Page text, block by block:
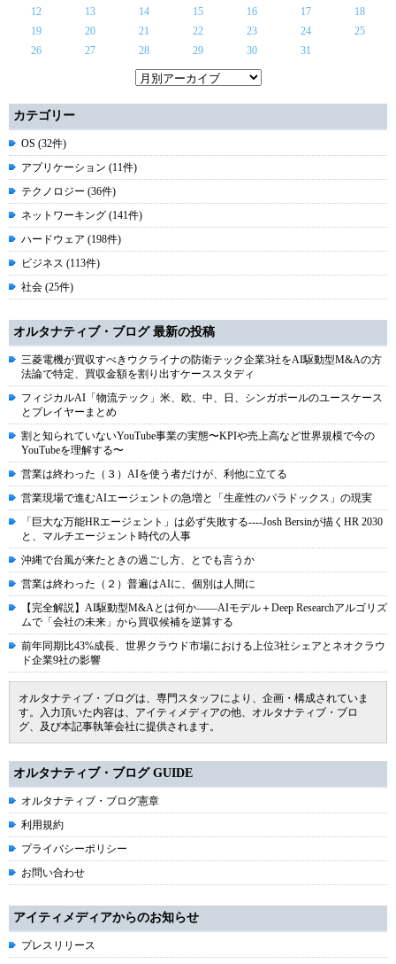
12
13 14 15 16 17
18
19
20 21 22 23 24
25
26
27 28 29 30 31
カテゴリー
OS (32件)
アプリケーション (11件)
テクノロジー (36件)
ネットワーキング (141件)
ハードウェア (198件)
ビジネス (113件)
社会 (25件)
オルタナティブ・ブログ 最新の投稿
三菱電機が買収すべきウクライナの防衛テック企業3社をAI駆動型M&Aの方
法論で特定、買収金額を割り出すケーススタディ
フィジカルAI「物流テック」米、欧、中、日、シンガポールのユースケース
とプレイヤーまとめ
割と知られていないYouTube事業の実態〜KPIや売上高など世界規模で今の
YouTubeを理解する〜
営業は終わった（３）AIを使う者だけが、利他に立てる
営業現場で進むAIエージェントの急増と「生産性のパラドックス」の現実
「巨大な万能HRエージェント」は必ず失敗する----Josh Bersinが描くHR 2030
と、マルチエージェント時代の人事
沖縄で台風が来たときの過ごし方、とでも言うか
営業は終わった（２）普遍はAIに、個別は人間に
【完全解説】AI駆動型M&Aとは何か――AIモデル＋Deep Researchアルゴリズ
ムで「会社の未来」から買収候補を逆算する
前年同期比43%成長、世界クラウド市場における上位3社シェアとネオクラウ
ド企業9社の影響
オルタナティブ・ブログは、専門スタッフにより、企画・構成されていま
す。入力頂いた内容は、アイティメディアの他、オルタナティブ・ブロ
グ、及び本記事執筆会社に提供されます。
オルタナティブ・ブログ GUIDE
オルタナティブ・ブログ憲章
利用規約
プライバシーポリシー
お問い合わせ
アイティメディアからのお知らせ
プレスリリース